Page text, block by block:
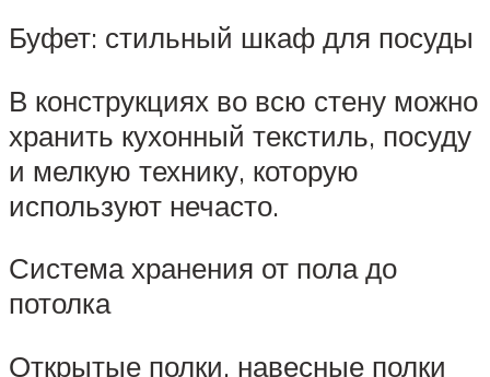
Буфет: стильный шкаф для посуды
В конструкциях во всю стену можно
хранить кухонный текстиль, посуду
и мелкую технику, которую
используют нечасто.
Система хранения от пола до
потолка
Открытые полки, навесные полки